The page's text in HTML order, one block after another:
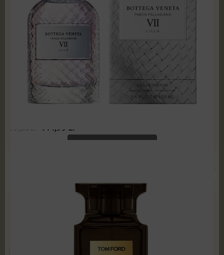
Bottega Veneta - Parco Palladiano VII Lilla 100 ml
799,00 zł 144,99 zł